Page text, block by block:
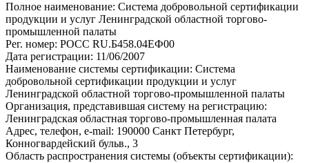
Полное наименование: Система добровольной сертификации
продукции и услуг Ленинградской областной торгово-
промышленной палаты
Рег. номер: РОСС RU.Б458.04ЕФ00
Дата регистрации: 11/06/2007
Наименование системы сертификации: Система
добровольной сертификации продукции и услуг
Ленинградской областной торгово-промышленной палаты
Организация, представившая систему на регистрацию:
Ленинградская областная торгово-промышленная палата
Адрес, телефон, e-mail: 190000 Санкт Петербург,
Конногвардейский бульв., 3
Область распространения системы (объекты сертификации):